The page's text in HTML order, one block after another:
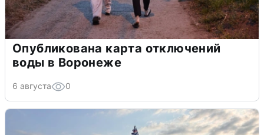
Опубликована карта отключений
воды в Воронеже
6 августа 0